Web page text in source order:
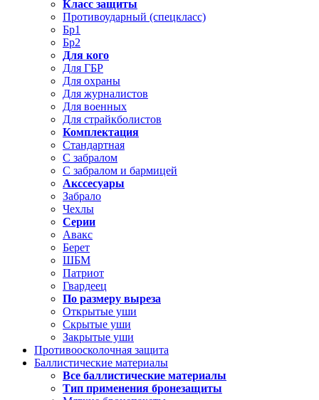
Класс защиты
Противоударный (спецкласс)
Бр1
Бр2
Для кого
Для ГБР
Для охраны
Для журналистов
Для военных
Для страйкболистов
Комплектация
Стандартная
С забралом
С забралом и бармицей
Акссесуары
Забрало
Чехлы
Серии
Авакс
Берет
ШБМ
Патриот
Гвардеец
По размеру выреза
Открытые уши
Скрытые уши
Закрытые уши
Противоосколочная защита
Баллистические материалы
Все баллистические материалы
Тип применения бронезащиты